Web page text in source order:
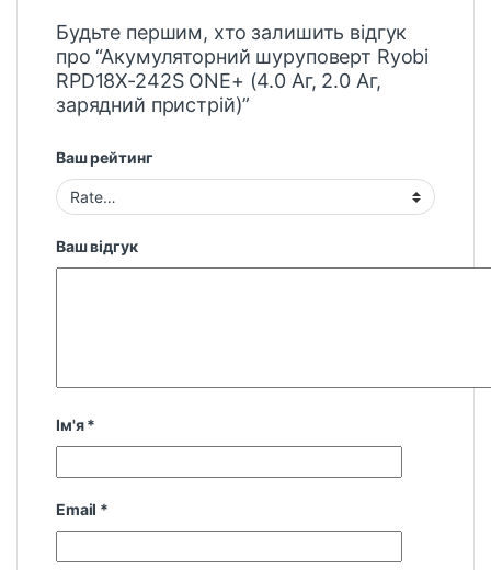
Будьте першим, хто залишить відгук
про “Акумуляторний шуруповерт Ryobi
RPD18X-242S ONE+ (4.0 Aг, 2.0 Aг,
зарядний пристрій)”
Ваш рейтинг
Ваш відгук
Ім'я*
Email *